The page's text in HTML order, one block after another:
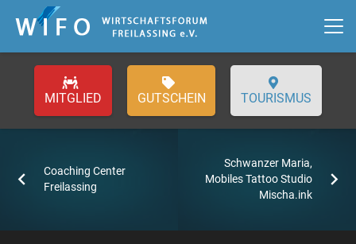
GUTSCHEIN TOURISMUS
Coaching Center
Freilassing
Schwanzer Maria,
Mobiles Tattoo Studio
Mischa.ink